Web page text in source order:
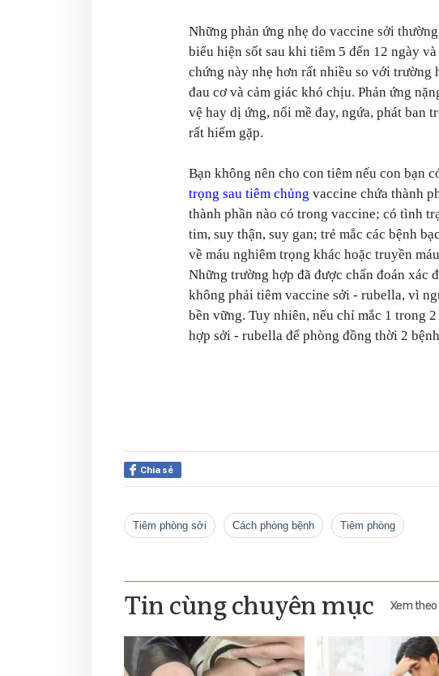
Những phản ứng nhẹ do vaccine sởi
biểu hiện sốt sau khi tiêm 5 đến 12 ngày
chứng này nhẹ hơn rất nhiều so với trường
đau cơ và cảm giác khó chịu. Phản ứng
vệ hay dị ứng, nổi mề đay, ngứa, phát ban
rất hiếm gặp.
Bạn không nên cho con tiêm nếu con bạn
trọng sau tiêm chủng vaccine chứa thành
thành phần nào có trong vaccine; có tình
tim, suy thận, suy gan; trẻ mắc các bệnh
về máu nghiêm trọng khác hoặc truyền
Những trường hợp đã được chẩn đoán xác
không phải tiêm vaccine sởi - rubella, vì
bền vững. Tuy nhiên, nếu chỉ mắc 1 trong
hợp sởi - rubella để phòng đồng thời 2
Chia sẻ
tiêm phòng sởi cách phòng bệnh tiêm phòng
Tin cùng chuyên mục Xem